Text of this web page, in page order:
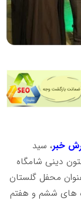
خبر، سید
دینی شامگاه
محفل گلستان
های ششم و هفتم